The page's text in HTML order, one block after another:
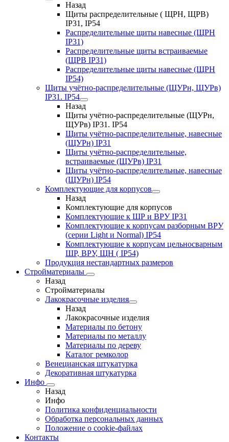
Назад
Щиты распределительные ( ЩРН, ЩРВ)
IP31, IP54
Распределительные щиты навесные (ЩРН
IP31)
Распределительные щиты встраиваемые
(ЩРВ IP31)
Распределительные щиты навесные (ЩРН
IP54)
Щиты учётно-распределительные (ЩУРн, ЩУРв)
IP31. IP54
Назад
Щиты учётно-распределительные (ЩУРн,
ЩУРв) IP31. IP54
Щиты учётно-распределительные, навесные
(ЩУРн) IP31
Щиты учётно-распределительные,
встраиваемые (ЩУРв) IP31
Щиты учётно-распределительные, навесные
(ЩУРн) IP54
Комплектующие для корпусов
Назад
Комплектующие для корпусов
Комплектующие к ШР и ВРУ IP31
Комплектующие к корпусам разборным ВРУ
(серии Light и Normal) IP54
Комплектующие к корпусам цельносварным
ШР, ВРУ, ЩН ( IP54)
Продукция нестандартных размеров
Стройматериалы
Назад
Стройматериалы
Лакокрасочные изделия
Назад
Лакокрасочные изделия
Материалы по бетону
Материалы по металлу
Материалы по дереву
Каталог ремколор
Венецианская штукатурка
Декоративная штукатурка
Инфо
Назад
Инфо
Политика конфиденциальности
Обработка персональных данных
Положение о cookie-файлах
Контакты